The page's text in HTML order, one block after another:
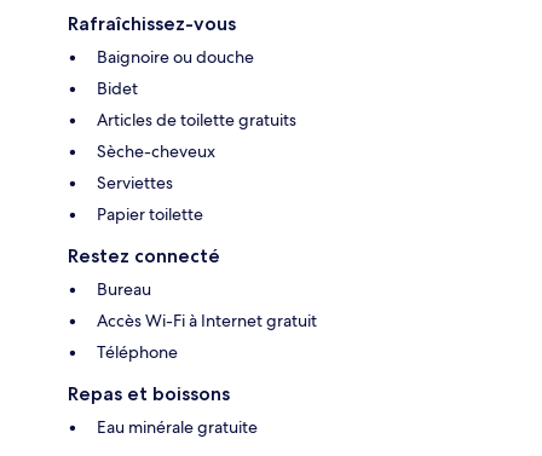
Rafraîchissez-vous
Baignoire ou douche
Bidet
Articles de toilette gratuits
Sèche-cheveux
Serviettes
Papier toilette
Restez connecté
Bureau
Accès Wi-Fi à Internet gratuit
Téléphone
Repas et boissons
Eau minérale gratuite